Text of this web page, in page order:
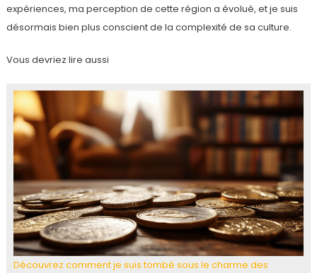
expériences, ma perception de cette région a évolué, et je suis
désormais bien plus conscient de la complexité de sa culture.
Vous devriez lire aussi
Découvrez comment je suis tombé sous le charme des